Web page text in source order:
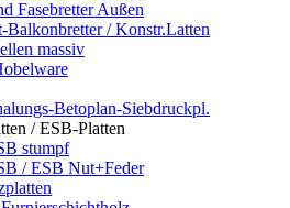
Fasebretter Außen
Balkonbretter / Konstr.Latten
massiv
Betoplan-Siebdruckpl.
/ ESB-Platten
stumpf
/ ESB Nut+Feder